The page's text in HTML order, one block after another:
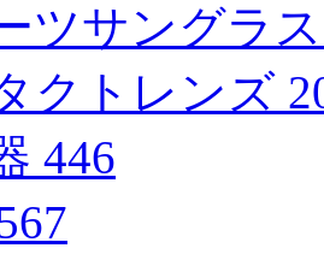
ツサングラ
クトレンズ
446